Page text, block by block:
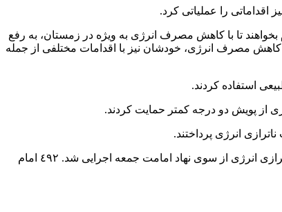
اقداماتی را عملیاتی کرد.
تا با کاهش مصرف انرژی به ویژه در زمستان، به رفع
به مردم برای کاهش مصرف انرژی، خودشان نیز با اقدامات مختلفی از جمله
برپایی نمایشگاه‌های جنبی با موضوع ترویج فرهنگ صرفه‌جویی در مصرف انرژی در ۱۹۰ مصلای نماز جمعه از دیگر اقداماتی است که برای رفع ناترازی انرژی از سوی نهاد امامت جمعه اجرایی شد. ٤٩٢ امام